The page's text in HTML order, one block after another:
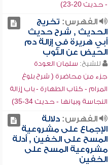
- حديث 20-23)
الفهرس: تخريج
الحديث , شرح حديث
أبي هريرة في إزالة دم
الحيض عن الثوب
للشيخ: سلمان العودة
جزء من محاضرة ( شرح بلوغ
المرام - كتاب الطهارة - باب إزالة
النجاسة وبيانها - حديث 34-35)
الفهرس:دلالة
الإجماع على مشروعية
المسح على الخفين , أدلة
مشروعية المسح على
الخفين